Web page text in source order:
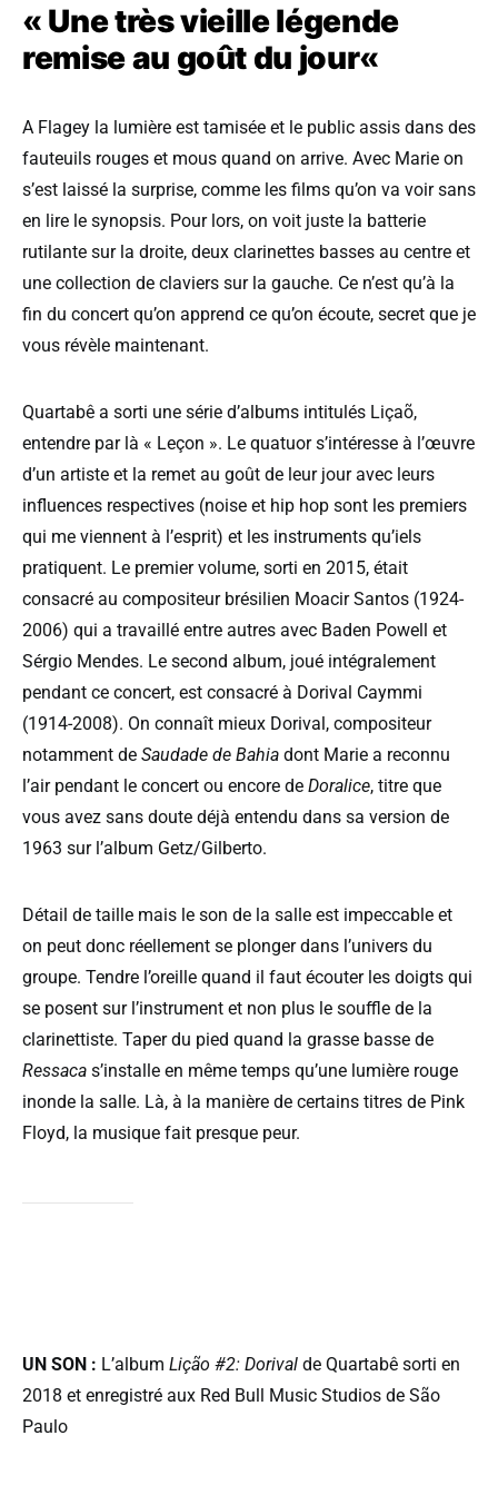
« Une très vieille légende
remise au goût du jour«
A Flagey la lumière est tamisée et le public assis dans des
fauteuils rouges et mous quand on arrive. Avec Marie on
s’est laissé la surprise, comme les films qu’on va voir sans
en lire le synopsis. Pour lors, on voit juste la batterie
rutilante sur la droite, deux clarinettes basses au centre et
une collection de claviers sur la gauche. Ce n’est qu’à la
fin du concert qu’on apprend ce qu’on écoute, secret que je
vous révèle maintenant.
Quartabê a sorti une série d’albums intitulés Liçaõ,
entendre par là « Leçon ». Le quatuor s’intéresse à l’œuvre
d’un artiste et la remet au goût de leur jour avec leurs
influences respectives (noise et hip hop sont les premiers
qui me viennent à l’esprit) et les instruments qu’iels
pratiquent. Le premier volume, sorti en 2015, était
consacré au compositeur brésilien Moacir Santos (1924-
2006) qui a travaillé entre autres avec Baden Powell et
Sérgio Mendes. Le second album, joué intégralement
pendant ce concert, est consacré à Dorival Caymmi
(1914-2008). On connaît mieux Dorival, compositeur
notamment de Saudade de Bahia dont Marie a reconnu
l’air pendant le concert ou encore de Doralice, titre que
vous avez sans doute déjà entendu dans sa version de
1963 sur l’album Getz/Gilberto.
Détail de taille mais le son de la salle est impeccable et
on peut donc réellement se plonger dans l’univers du
groupe. Tendre l’oreille quand il faut écouter les doigts qui
se posent sur l’instrument et non plus le souffle de la
clarinettiste. Taper du pied quand la grasse basse de
Ressaca s’installe en même temps qu’une lumière rouge
inonde la salle. Là, à la manière de certains titres de Pink
Floyd, la musique fait presque peur.
UN SON : L’album Li​ç​ã​o #2: Dorival de Quartabê sorti en
2018 et enregistré aux Red Bull Music Studios de São
Paulo